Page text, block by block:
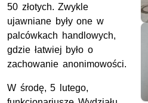
50 złotych. Zwykle
ujawniane były one w
palcówkach handlowych,
gdzie łatwiej było o
zachowanie anonimowości.
W środę, 5 lutego,